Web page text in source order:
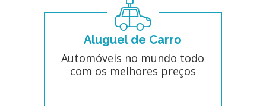
Aluguel de Carro
Automóveis no mundo todo
com os melhores preços